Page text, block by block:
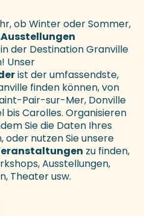
ob Winter oder Sommer,
Ausstellungen
in der Destination Granville
Unser
ist der umfassendste,
finden können, von
Pair-sur-Mer, Donville
bis Carolles. Organisieren
Sie die Daten Ihres
oder nutzen Sie unsere
zu finden,
Ausstellungen,
Theater usw.